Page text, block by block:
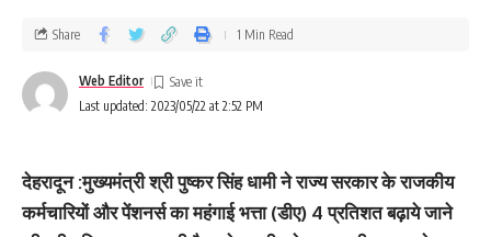
Last updated: 2023/05/22 at 2:52 PM
Web Editor
Share 1 Min Read
देहरादून :मुख्यमंत्री श्री पुष्कर सिंह धामी ने राज्य सरकार के राजकीय
कर्मचारियों और पेंशनर्स का महंगाई भत्ता (डीए) 4 प्रतिशत बढ़ाये जाने